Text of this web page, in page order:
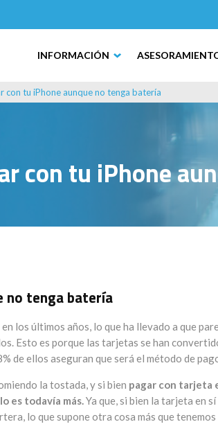
INFORMACIÓN
con tu iPhone aunque no tenga batería
con tu iPhone
no tenga batería
los últimos años, lo que ha llevado a que
Esto es porque las tarjetas se han
de ellos aseguran que será el método de
la tostada, y si bien pagar con tarjeta
es todavía más.Ya que, si bien la tarjeta en
lo que supone otra cosa más que